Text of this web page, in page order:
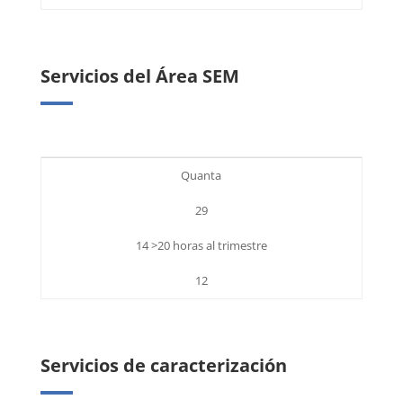
Servicios del Área SEM
Quanta
29
14 >20 horas al trimestre
12
Servicios de caracterización